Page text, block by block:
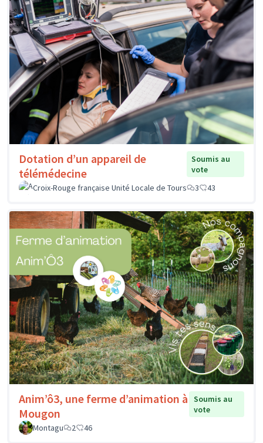
Dotation d’un appareil de
télémédecine
Soumis au
vote
Croix-Rouge française Unité Locale de Tours
3 43
Anim’ô3, une ferme d’animation à
Mougon
Soumis au
vote
Montagu
2 46